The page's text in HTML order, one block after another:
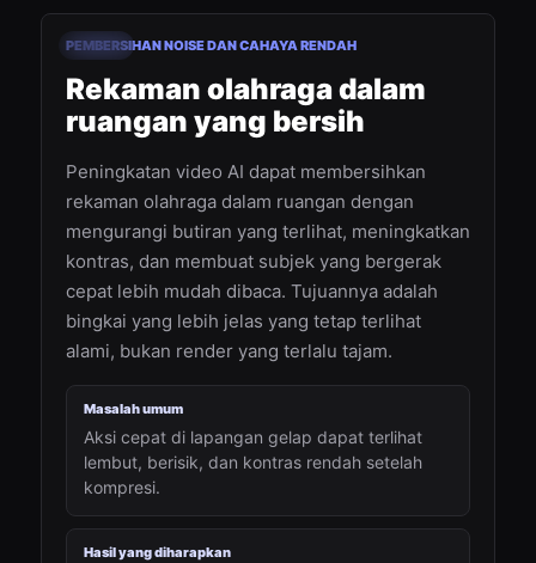
Sebelum
PEMBERSIHAN NOISE DAN CAHAYA RENDAH
Rekaman olahraga dalam
ruangan yang bersih
Peningkatan video AI dapat membersihkan
rekaman olahraga dalam ruangan dengan
mengurangi butiran yang terlihat, meningkatkan
kontras, dan membuat subjek yang bergerak
cepat lebih mudah dibaca. Tujuannya adalah
bingkai yang lebih jelas yang tetap terlihat
alami, bukan render yang terlalu tajam.
Masalah umum
Aksi cepat di lapangan gelap dapat terlihat
lembut, berisik, dan kontras rendah setelah
kompresi.
Hasil yang diharapkan